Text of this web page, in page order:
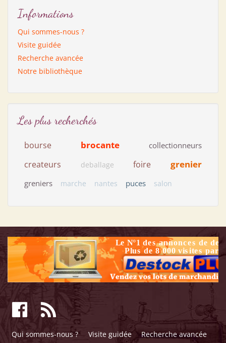
Informations
Qui sommes-nous ?
Visite guidée
Recherche avancée
Notre bibliothèque
Les plus recherchés
bourse brocante collectionneurs
createurs deballage foire grenier
greniers marche nantes puces salon
Qui sommes-nous ? Visite guidée Recherche avancée